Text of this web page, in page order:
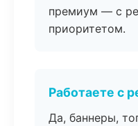
премиум — с
приоритетом.
Работаете с
Да, баннеры,